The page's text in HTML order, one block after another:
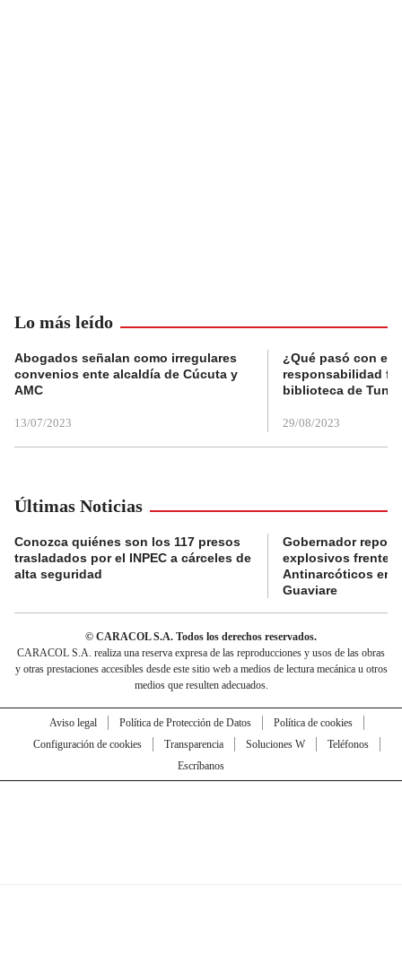
Lo más leído
Abogados señalan como irregulares
convenios ente alcaldía de Cúcuta y
AMC
13/07/2023
¿Qué pasó con el
responsabilidad
biblioteca de
29/08/2023
Últimas Noticias
Conozca quiénes son los 117 presos
trasladados por el INPEC a cárceles de
alta seguridad
Gobernador
explosivos frente a
Antinarcóticos en
Guaviare
© CARACOL S.A. Todos los derechos reservados.
CARACOL S.A. realiza una reserva expresa de las reproducciones y usos de las obras
y otras prestaciones accesibles desde este sitio web a medios de lectura mecánica u otros
medios que resulten adecuados.
Aviso legal Política de Protección de Datos
Política de cookies
Configuración de cookies
Transparencia Soluciones W
Teléfonos
Escríbanos